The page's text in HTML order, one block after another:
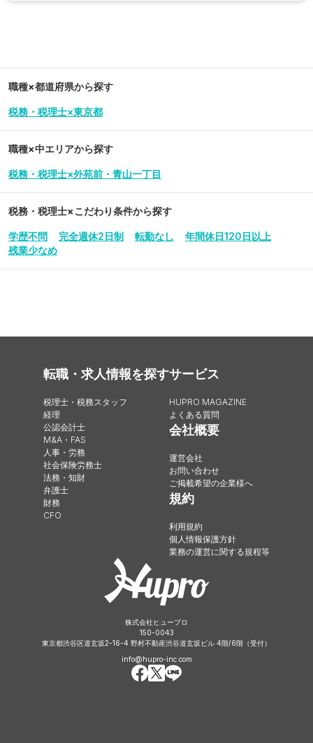
職種×都道府県から探す
税務・税理士×東京都
職種×中エリアから探す
税務・税理士×外苑前・青山一丁目
税務・税理士×こだわり条件から探す
学歴不問 完全週休2日制 転勤なし
年間休日120日以上
残業少なめ
転職・求人情報を探す
税理士・税務スタッフ
経理
公認会計士
M&A・FAS
人事・労務
社会保険労務士
法務・知財
弁護士
財務
CFO
サービス
HUPRO MAGAZINE
よくある質問
会社概要
運営会社
お問い合わせ
ご掲載希望の企業様へ
規約
利用規約
個人情報保護方針
業務の運営に関する規程等
株式会社ヒュープロ
150-0043
東京都渋谷区道玄坂2-16-4 野村不動産渋谷道玄坂ビル 4階/6階（受付）
info@hupro-inc.com